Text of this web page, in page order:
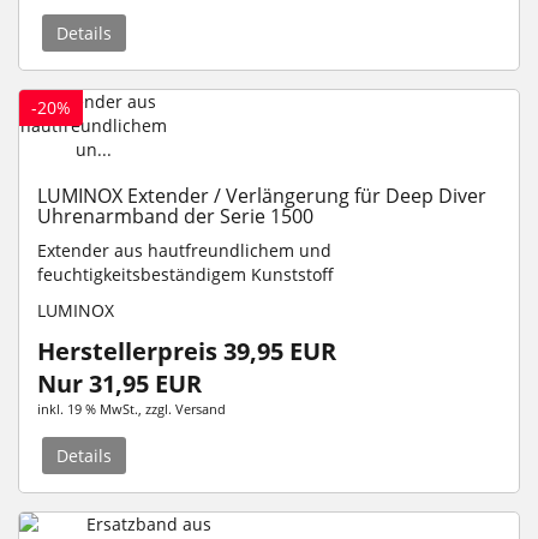
Details
-20%
LUMINOX Extender / Verlängerung für Deep Diver
Uhrenarmband der Serie 1500
Extender aus hautfreundlichem und
feuchtigkeitsbeständigem Kunststoff
LUMINOX
Herstellerpreis 39,95 EUR
Nur 31,95 EUR
inkl. 19 % MwSt. , zzgl. Versand
Details